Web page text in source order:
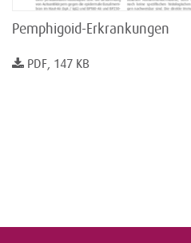
Pemphigoid-Erkrankungen
PDF, 147 KB